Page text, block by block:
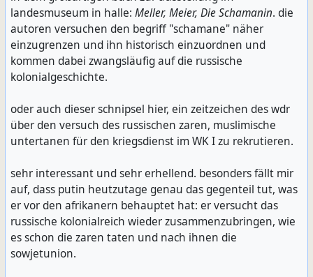
landesmuseum in halle: Meller, Meier, Die Schamanin. die
autoren versuchen den begriff "schamane" näher
einzugrenzen und ihn historisch einzuordnen und
kommen dabei zwangsläufig auf die russische
kolonialgeschichte.
oder auch dieser schnipsel hier, ein zeitzeichen des wdr
über den versuch des russischen zaren, muslimische
untertanen für den kriegsdienst im WK I zu rekrutieren.
sehr interessant und sehr erhellend. besonders fällt mir
auf, dass putin heutzutage genau das gegenteil tut, was
er vor den afrikanern behauptet hat: er versucht das
russische kolonialreich wieder zusammenzubringen, wie
es schon die zaren taten und nach ihnen die
sowjetunion.